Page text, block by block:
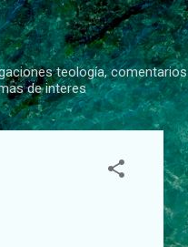
teología, comentarios
de interes